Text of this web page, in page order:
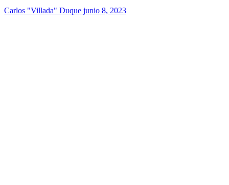
Carlos "Villada" Duque junio 8, 2023